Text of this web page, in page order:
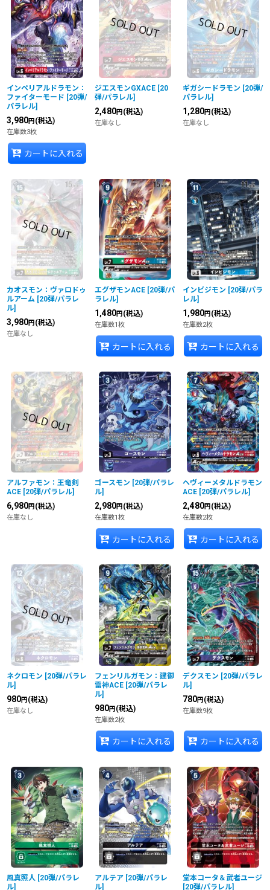
インペリアルドラモン：
ファイターモード [20弾/
パラレル]
3,980円 (税込)
在庫数3枚
カートに入れる
ジエスモンGXACE [20
弾/パラレル]
2,480円 (税込)
在庫なし
ギガシードラモン [20弾/
パラレル]
1,280円 (税込)
在庫なし
カオスモン：ヴァロドゥ
ルアーム [20弾/パラレ
ル]
3,980円 (税込)
在庫なし
エグザモンACE [20弾/パ
ラレル]
1,480円 (税込)
在庫数1枚
カートに入れる
インビジモン [20弾/パラ
レル]
1,980円 (税込)
在庫数2枚
カートに入れる
アルファモン：王竜剣
ACE [20弾/パラレル]
6,980円 (税込)
在庫なし
ゴースモン [20弾/パラレ
ル]
2,980円 (税込)
在庫数1枚
カートに入れる
ヘヴィーメタルドラモン
ACE [20弾/パラレル]
2,480円 (税込)
在庫数2枚
カートに入れる
ネクロモン [20弾/パラレ
ル]
980円 (税込)
在庫なし
フェンリルガモン：建御
雷神ACE [20弾/パラレ
ル]
980円 (税込)
在庫数2枚
カートに入れる
デクスモン [20弾/パラレ
ル]
780円 (税込)
在庫数9枚
カートに入れる
風真照人 [20弾/パラレ
ル]
アルテア [20弾/パラレ
ル]
堂本コータ＆武者ユージ
[20弾/パラレル]